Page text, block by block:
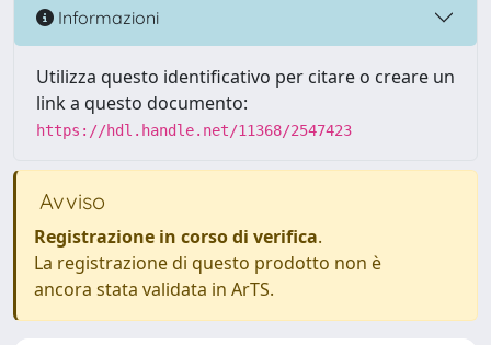
Informazioni
Utilizza questo identificativo per citare o creare un
link a questo documento:
https://hdl.handle.net/11368/2547423
Avviso
Registrazione in corso di verifica.
La registrazione di questo prodotto non è
ancora stata validata in ArTS.